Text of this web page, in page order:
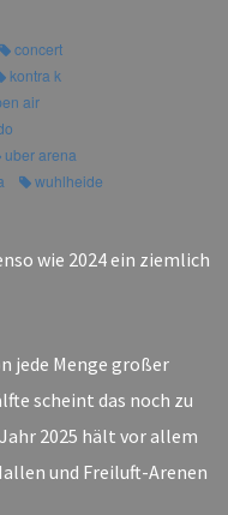
concert
kontra k
air
uber arena
wuhlheide
wie 2024 ein ziemlich
jede Menge großer
scheint das noch zu
2025 hält vor allem
und Freiluft-Arenen